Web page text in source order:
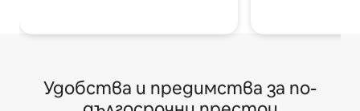
Удобства и предимства за по-